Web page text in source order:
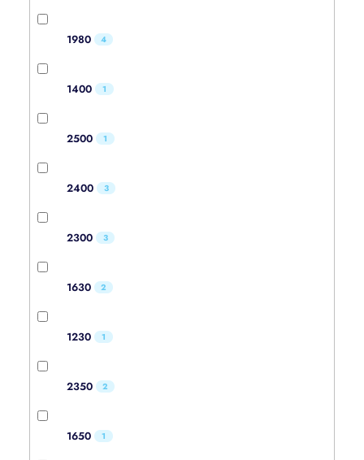
1980 4
1400 1
2500 1
2400 3
2300 3
1630 2
1230 1
2350 2
1650 1